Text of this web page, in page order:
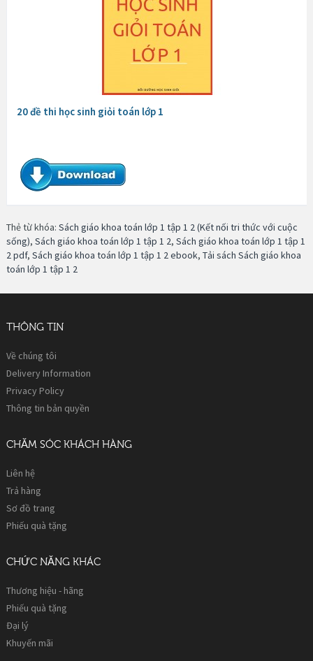
20 đề thi học sinh giỏi toán lớp 1
Thẻ từ khóa: Sách giáo khoa toán lớp 1 tập 1 2 (Kết nối tri thức với cuộc
sống), Sách giáo khoa toán lớp 1 tập 1 2, Sách giáo khoa toán lớp 1 tập 1
2 pdf, Sách giáo khoa toán lớp 1 tập 1 2 ebook, Tải sách Sách giáo khoa
toán lớp 1 tập 1 2
THÔNG TIN
Về chúng tôi
Delivery Information
Privacy Policy
Thông tin bản quyền
CHĂM SÓC KHÁCH HÀNG
Liên hệ
Trả hàng
Sơ đồ trang
Phiếu quà tặng
CHỨC NĂNG KHÁC
Thương hiệu - hãng
Phiếu quà tặng
Đại lý
Khuyến mãi